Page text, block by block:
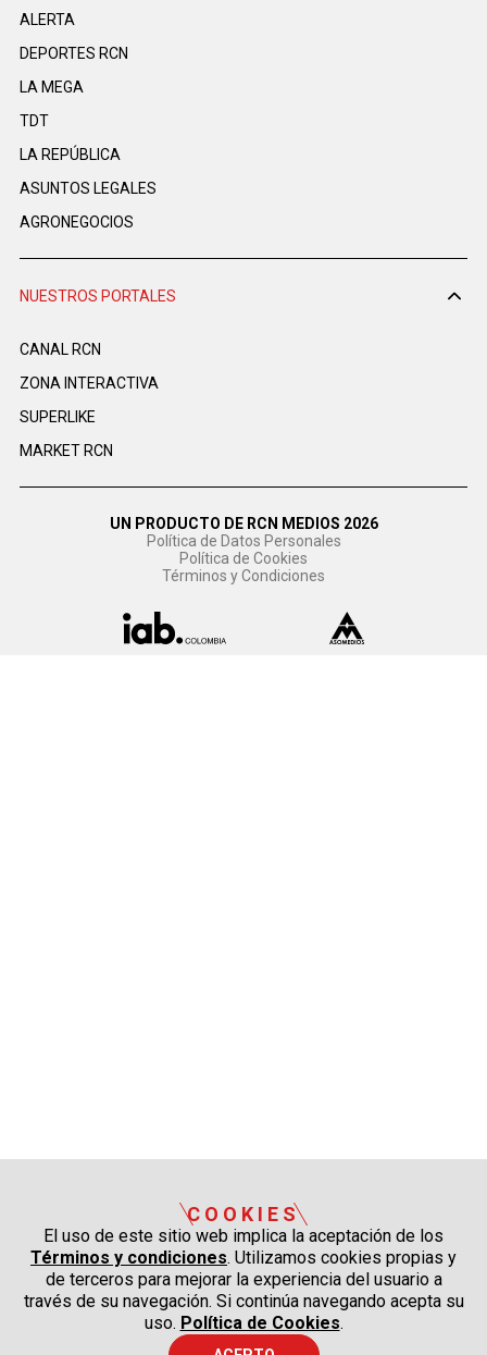
ALERTA
DEPORTES RCN
LA MEGA
TDT
LA REPÚBLICA
ASUNTOS LEGALES
AGRONEGOCIOS
NUESTROS PORTALES
CANAL RCN
ZONA INTERACTIVA
SUPERLIKE
MARKET RCN
UN PRODUCTO DE RCN MEDIOS 2026
Política de Datos Personales
Política de Cookies
Términos y Condiciones
COOKIES
El uso de este sitio web implica la aceptación de los
Términos y condiciones. Utilizamos cookies propias y
de terceros para mejorar la experiencia del usuario a
través de su navegación. Si continúa navegando acepta su
uso. Política de Cookies.